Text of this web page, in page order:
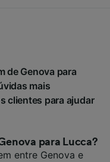
de Genova para
mais
clientes para ajudar
para Lucca?
entre Genova e